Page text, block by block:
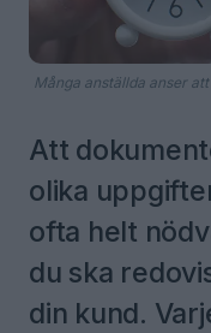
Många anställda anser
Att
olika
ofta helt
du ska
din kund.